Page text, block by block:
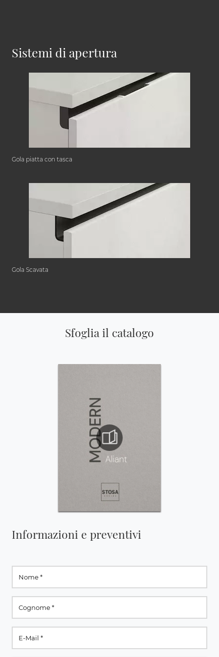
Sistemi di apertura
Gola piatta con tasca
Gola Scavata
Sfoglia il catalogo
Informazioni e preventivi